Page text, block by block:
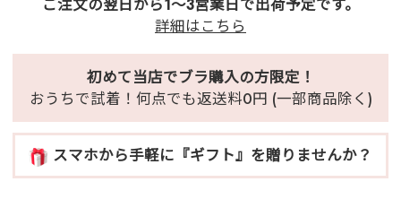
ご注文の翌日から1～3営業日で出荷予定です。
詳細はこちら
初めて当店でブラ購入の方限定！
おうちで試着！何点でも返送料0円 (一部商品除く)
スマホから手軽に『ギフト』を贈りませんか？